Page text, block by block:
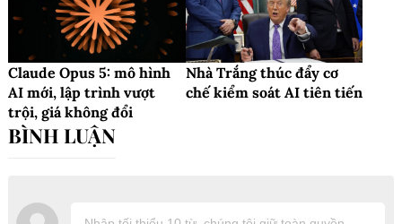
Claude Opus 5: mô hình
AI mới, lập trình vượt
trội, giá không đổi
Nhà Trắng thúc đẩy cơ
chế kiểm soát AI tiên tiến